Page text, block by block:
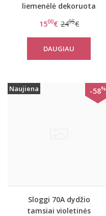
liemenėlė dekoruota
nėriniais Daniella
1500€ 2495€
DAUGIAU
Naujiena -58%
Sloggi 70A dydžio
tamsiai violetinės